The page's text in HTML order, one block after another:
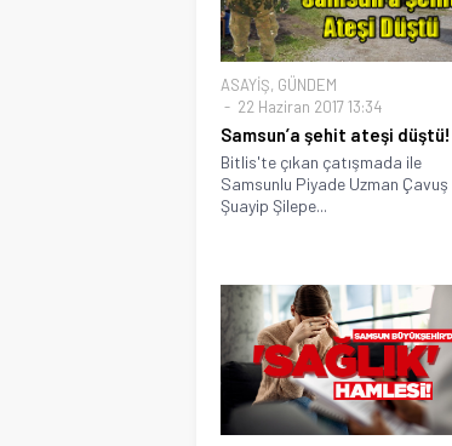
ASAYİŞ, GÜNDEM
22 Haziran 2017 13:34
Samsun’a şehit ateşi düştü!
Bitlis'te çıkan çatışmada ile
Samsunlu Piyade Uzman Çavuş
Şuayip Şilepe...